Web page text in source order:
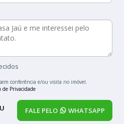
conferência e/ou visita no imóvel.
de Privacidade
FALE PELO WHATSAPP